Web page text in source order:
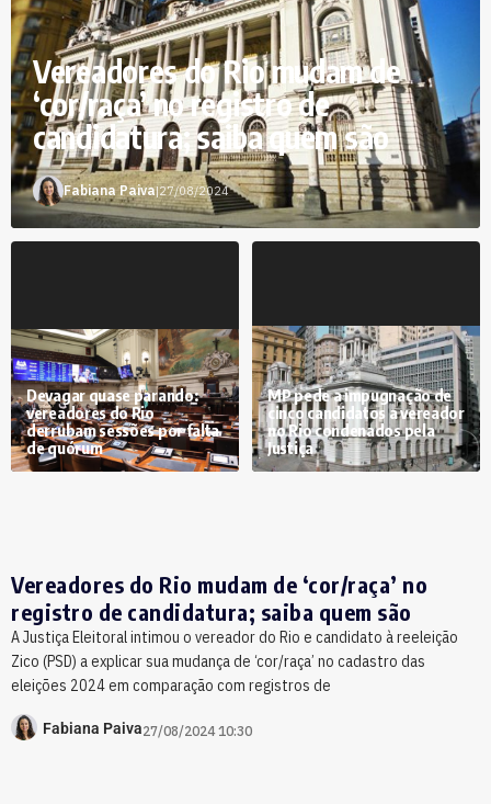
Vereadores do Rio mudam de
‘cor/raça’ no registro de
candidatura; saiba quem são
Fabiana Paiva|27/08/2024
Devagar quase parando:
vereadores do Rio
derrubam sessões por falta
de quórum
MP pede a impugnação de
cinco candidatos a vereador
no Rio condenados pela
Justiça
Vereadores do Rio mudam de ‘cor/raça’ no
registro de candidatura; saiba quem são
A Justiça Eleitoral intimou o vereador do Rio e candidato à reeleição
Zico (PSD) a explicar sua mudança de ‘cor/raça’ no cadastro das
eleições 2024 em comparação com registros de
Fabiana Paiva27/08/2024 10:30